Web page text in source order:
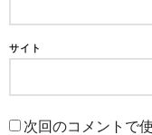
サイト
次回のコメントで